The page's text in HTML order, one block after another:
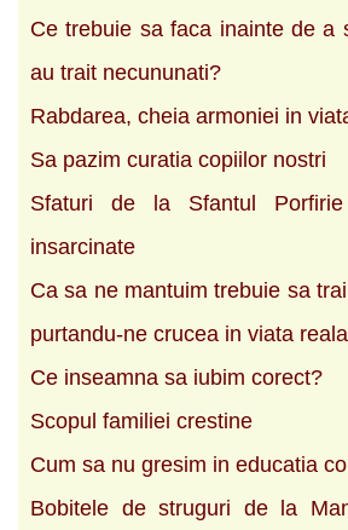
Ce trebuie sa faca inainte de a
au trait necununati?
Rabdarea, cheia armoniei in
Sa pazim curatia copiilor nostri
Sfaturi de la Sfantul
insarcinate
Ca sa ne mantuim trebuie sa
purtandu-ne crucea in viata reala
Ce inseamna sa iubim corect?
Scopul familiei crestine
Cum sa nu gresim in educatia
Bobitele de struguri de la